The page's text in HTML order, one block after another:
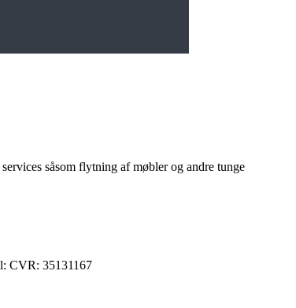
såsom flytning af møbler og andre tunge
CVR: 35131167